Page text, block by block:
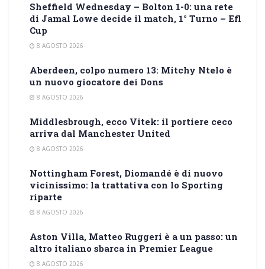
Sheffield Wednesday – Bolton 1-0: una rete
di Jamal Lowe decide il match, 1° Turno – Efl
Cup
8 AGOSTO 2026
Aberdeen, colpo numero 13: Mitchy Ntelo è
un nuovo giocatore dei Dons
8 AGOSTO 2026
Middlesbrough, ecco Vitek: il portiere ceco
arriva dal Manchester United
8 AGOSTO 2026
Nottingham Forest, Diomandé è di nuovo
vicinissimo: la trattativa con lo Sporting
riparte
8 AGOSTO 2026
Aston Villa, Matteo Ruggeri è a un passo: un
altro italiano sbarca in Premier League
8 AGOSTO 2026